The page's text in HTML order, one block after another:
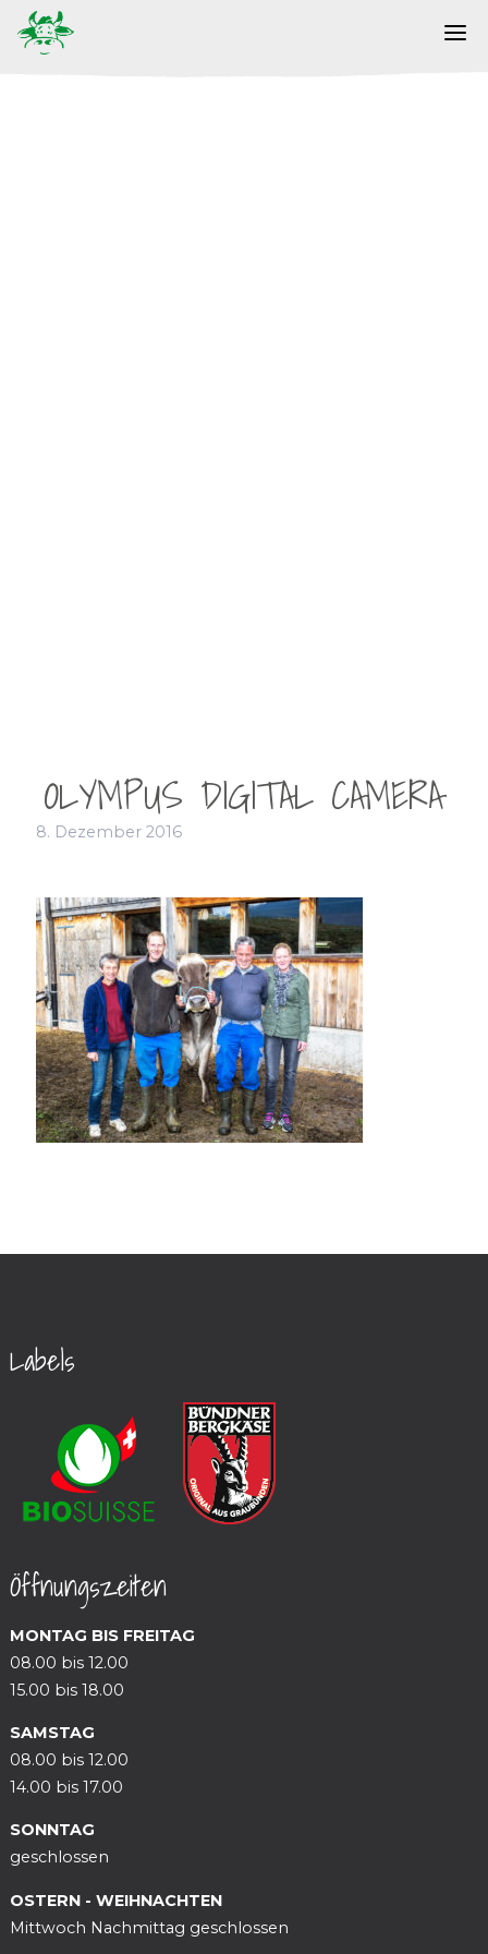
OLYMPUS DIGITAL CAMERA
8. Dezember 2016
Labels
Öffnungszeiten
MONTAG BIS FREITAG
08.00 bis 12.00
15.00 bis 18.00
SAMSTAG
08.00 bis 12.00
14.00 bis 17.00
SONNTAG
geschlossen
OSTERN - WEIHNACHTEN
Mittwoch Nachmittag geschlossen